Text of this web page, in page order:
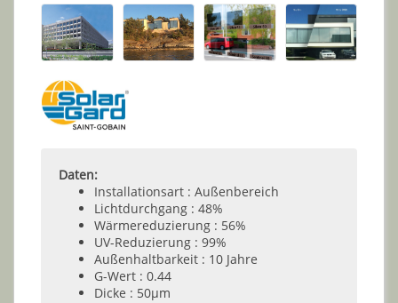
Daten:
Installationsart : Außenbereich
Lichtdurchgang : 48%
Wärmereduzierung : 56%
UV-Reduzierung : 99%
Außenhaltbarkeit : 10 Jahre
G-Wert : 0.44
Dicke : 50µm